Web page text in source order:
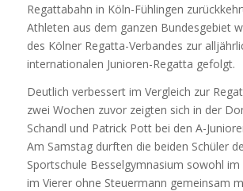
Regattabahn in Köln-Fühlingen
Athleten aus dem ganzen Bundesgebiet
des Kölner Regatta-Verbandes zur
internationalen Junioren-Regatta gefolgt.
Deutlich verbessert im Vergleich zur
zwei Wochen zuvor zeigten sich in der
Schandl und Patrick Pott bei den A-
Am Samstag durften die beiden Schüler
Sportschule Besselgymnasium sowohl im
im Vierer ohne Steuermann gemeinsam